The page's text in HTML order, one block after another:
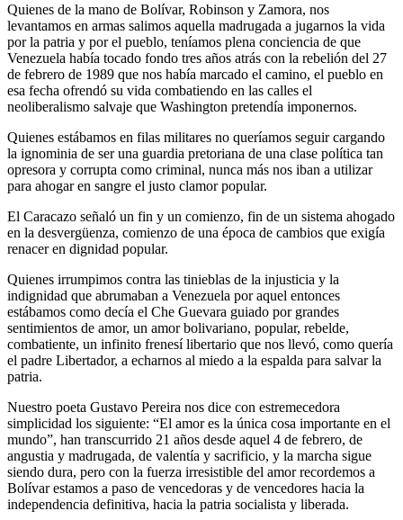
Quienes de la mano de Bolívar, Robinson y Zamora, nos
levantamos en armas salimos aquella madrugada a jugarnos la vida
por la patria y por el pueblo, teníamos plena conciencia de que
Venezuela había tocado fondo tres años atrás con la rebelión del 27
de febrero de 1989 que nos había marcado el camino, el pueblo en
esa fecha ofrendó su vida combatiendo en las calles el
neoliberalismo salvaje que Washington pretendía imponernos.
Quienes estábamos en filas militares no queríamos seguir cargando
la ignominia de ser una guardia pretoriana de una clase política tan
opresora y corrupta como criminal, nunca más nos iban a utilizar
para ahogar en sangre el justo clamor popular.
El Caracazo señaló un fin y un comienzo, fin de un sistema ahogado
en la desvergüenza, comienzo de una época de cambios que exigía
renacer en dignidad popular.
Quienes irrumpimos contra las tinieblas de la injusticia y la
indignidad que abrumaban a Venezuela por aquel entonces
estábamos como decía el Che Guevara guiado por grandes
sentimientos de amor, un amor bolivariano, popular, rebelde,
combatiente, un infinito frenesí libertario que nos llevó, como quería
el padre Libertador, a echarnos al miedo a la espalda para salvar la
patria.
Nuestro poeta Gustavo Pereira nos dice con estremecedora
simplicidad los siguiente: “El amor es la única cosa importante en el
mundo”, han transcurrido 21 años desde aquel 4 de febrero, de
angustia y madrugada, de valentía y sacrificio, y la marcha sigue
siendo dura, pero con la fuerza irresistible del amor recordemos a
Bolívar estamos a paso de vencedoras y de vencedores hacia la
independencia definitiva, hacia la patria socialista y liberada.